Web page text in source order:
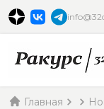
Главная